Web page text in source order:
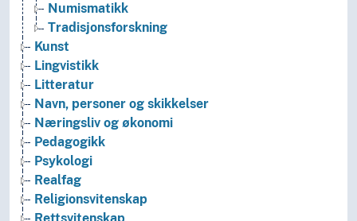
Numismatikk
Tradisjonsforskning
Kunst
Lingvistikk
Litteratur
Navn, personer og skikkelser
Næringsliv og økonomi
Pedagogikk
Psykologi
Realfag
Religionsvitenskap